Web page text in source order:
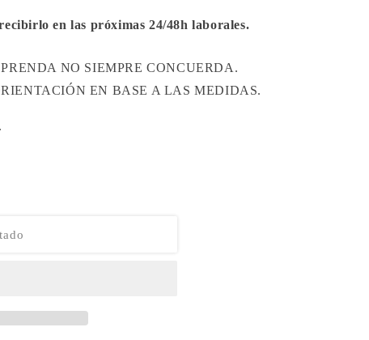
en las próximas 24/48h laborales.
NO SIEMPRE CONCUERDA.
EN BASE A LAS MEDIDAS.